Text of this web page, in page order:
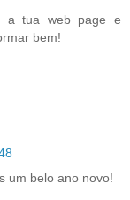
a tua web page e
bem!
um belo ano novo!